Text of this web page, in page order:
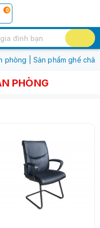
0
phòng | Sản phẩm ghế
PHÒNG